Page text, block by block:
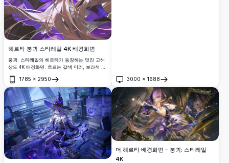
헤르타 붕괴 스타레일 4K 배경화면
붕괴: 스타레일의 헤르타가 등장하는 멋진 고해
상도 4K 배경화면. 흐르는 갈색 머리, 보라색 포
을 보여주는 아름다운 애니메이션 아트. 부드러
운 조명과 몽환적인 분위기로 데스크톱 및 모바
일 배경에 완벽합니다.
1785 × 2950
열기
3000 × 1688
열기
더 헤르타 배경화면 – 붕괴: 스타레일
4K